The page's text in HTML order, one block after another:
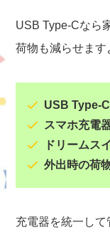
USB Type-Cなら
荷物も減らせます
USB Type-
スマホ充電
ドリームス
外出時の荷
充電器を統一し